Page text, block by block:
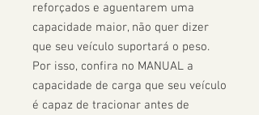
reforçados e aguentarem uma
capacidade maior, não quer dizer
que seu veículo suportará o peso.
Por isso, confira no MANUAL a
capacidade de carga que seu veículo
é capaz de tracionar antes de